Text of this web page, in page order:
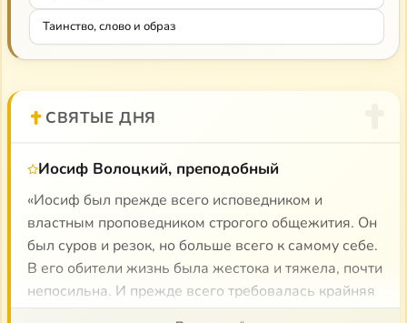
Таинство, слово и образ
СВЯТЫЕ ДНЯ
Иосиф Волоцкий, преподобный
«Иосиф был прежде всего исповедником и
властным проповедником строгого общежития. Он
был суров и резок, но больше всего к самому себе.
В его обители жизнь была жестока и тяжела, почти
непосильна. И прежде всего требовалась крайняя
собранность воли, последняя напряженность. С